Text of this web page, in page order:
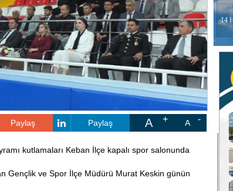
Paylaş Paylaş A A
kutlamaları Keban İlçe kapalı spor salonunda
Gençlik ve Spor İlçe Müdürü Murat Keskin günün
14